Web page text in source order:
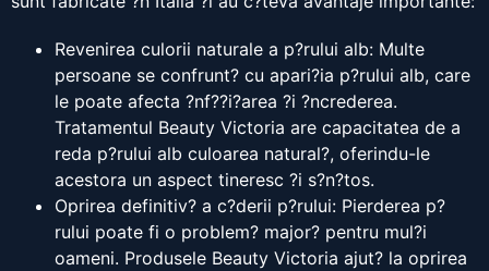
Revenirea culorii naturale a p?rului alb: Multe
persoane se confrunt? cu apari?ia p?rului alb, care
le poate afecta ?nf??i?area ?i ?ncrederea.
Tratamentul Beauty Victoria are capacitatea de a
reda p?rului alb culoarea natural?, oferindu-le
acestora un aspect tineresc ?i s?n?tos.
Oprirea definitiv? a c?derii p?rului: Pierderea p?
rului poate fi o problem? major? pentru mul?i
oameni. Produsele Beauty Victoria ajut? la oprirea